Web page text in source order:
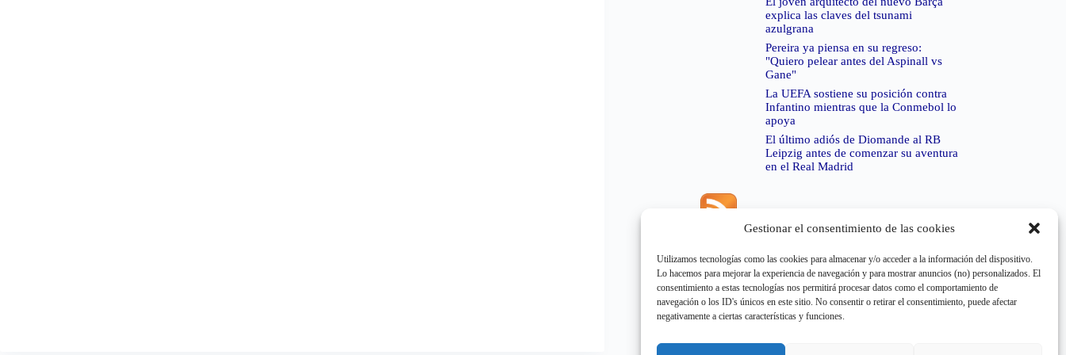
Gestionar el consentimiento de las cookies
Utilizamos tecnologías como las cookies para almacenar y/o acceder a la información del dispositivo.
Lo hacemos para mejorar la experiencia de navegación y para mostrar anuncios (no) personalizados. El
consentimiento a estas tecnologías nos permitirá procesar datos como el comportamiento de
navegación o los ID's únicos en este sitio. No consentir o retirar el consentimiento, puede afectar
negativamente a ciertas características y funciones.
explica las claves del tsunami
azulgrana
Pereira ya piensa en su regreso:
"Quiero pelear antes del Aspinall vs
Gane"
La UEFA sostiene su posición contra
Infantino mientras que la Conmebol lo
apoya
El último adiós de Diomande al RB
Leipzig antes de comenzar su aventura
en el Real Madrid
Error de RSS:Retrieved unsupported status code
"404"